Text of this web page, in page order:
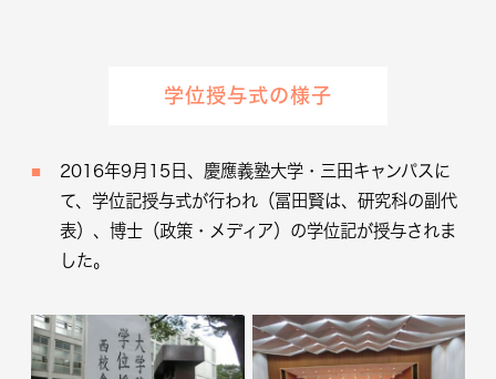
学位授与式の様子
2016年9月15日、慶應義塾大学・三田キャンパスに
て、学位記授与式が行われ（冨田賢は、研究科の副代
表）、博士（政策・メディア）の学位記が授与されま
した。